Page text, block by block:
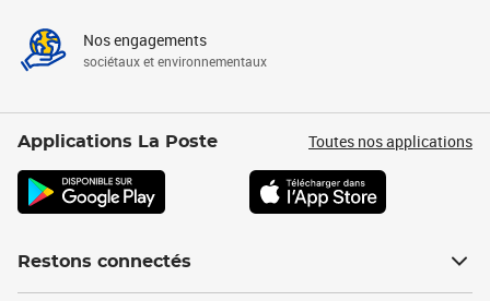
Nos engagements
sociétaux et environnementaux
Applications La Poste Toutes nos applications
Restons connectés